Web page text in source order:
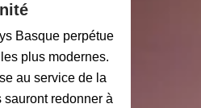
Basque perpétue
plus modernes.
au service de la
redonner à